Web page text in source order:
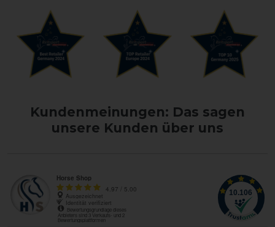
Kundenmeinungen: Das sagen
unsere Kunden über uns